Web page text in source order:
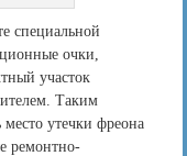
специальной
очки,
участок
Таким
утечки фреона
ремонтно-